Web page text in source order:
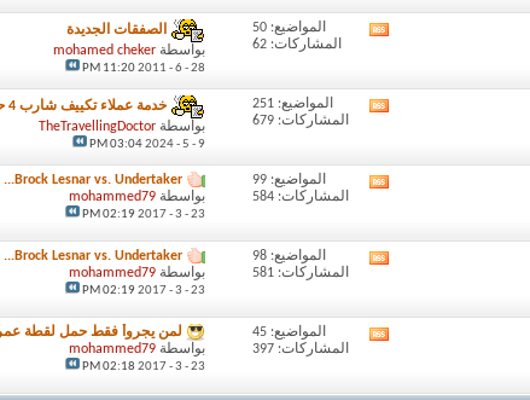
المنتدى
مشاهدة
تغذيات
المنتدى
المواضيع: 50
المشاركات: 62
الصفقات الجديدة
بواسطةmohamed cheker
28 - 6 - 2011
11:20 PM
مشاهدة
تغذيات
المنتدى
المواضيع: 251
المشاركات: 679
خدمة عملاء تكييف شارب 4 حصان
بواسطةTheTravellingDoctor
9 - 5 - 2024
03:04 PM
مشاهدة
تغذيات
المنتدى
المواضيع: 99
المشاركات: 584
Brock Lesnar vs. Undertaker...
بواسطةmohammed79
23 - 3 - 2017
02:19 PM
مشاهدة
تغذيات
المنتدى
المواضيع: 98
المشاركات: 581
Brock Lesnar vs. Undertaker...
بواسطةmohammed79
23 - 3 - 2017
02:19 PM
مشاهدة
تغذيات
المنتدى
المواضيع: 45
المشاركات: 397
لمن يجروأ فقط حمل لقطة
بواسطةmohammed79
23 - 3 - 2017
02:18 PM